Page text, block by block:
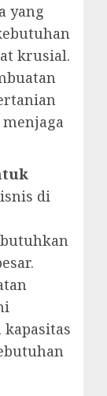
yang
krusial.
di